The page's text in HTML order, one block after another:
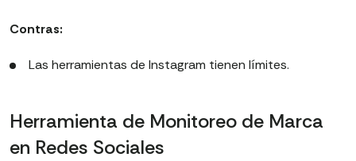
Contras:
Las herramientas de Instagram tienen límites.
Herramienta de Monitoreo de Marca
en Redes Sociales